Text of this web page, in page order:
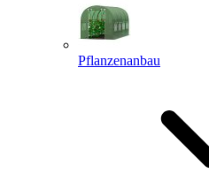
Pflanzenanbau